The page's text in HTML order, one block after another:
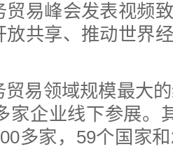
贸易峰会发表视频
放共享、推动世界
领域规模最大的
家企业线下参展。
多家，59个国家